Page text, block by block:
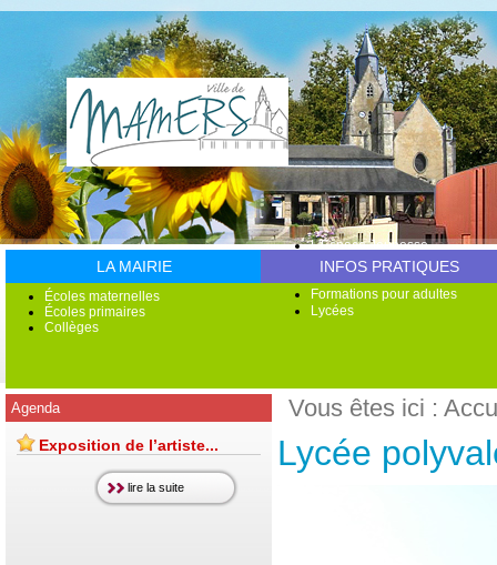
LA MAIRIE INFOS PRATIQUES
Écoles maternelles
Écoles primaires
Collèges
Lycées
Formations pour adultes
Accueil de loisirs
L'Espace Jeunesse
Vous êtes ici :
Lycée
Agenda
Exposition de l’artiste...
lire la suite